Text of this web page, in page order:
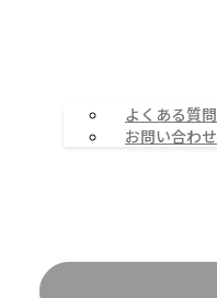
よくある質問
お問い合わせ